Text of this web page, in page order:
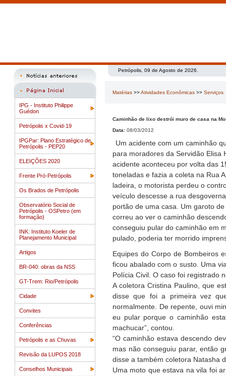
IPG - Instituto Philippe
Guédon
Petrópolis x Covid-19
IPGPar: Plano Estratégico de
Petrópolis - PEP20
ELEIÇÕES 2020
Frente Pró-Petrópolis
Os Brados de Petrópolis
Observatório Social de
Petrópolis - OSPetro (em
formação)
INK: Instituto Koeler de
Planejamento Municipal
Artigos
BR-040: obras da NSS
GT-Trem: Rio/Petrópolis
Cidade
Convites
Conferências
Petrópolis e as Chuvas
Revisão da LUPOS 2018
Conselhos Municipais
Petrópolis, 09 de Agosto de 2026.
Matérias >>Atividades Econômicas >> Serviços
Caminhão de lixo destrói muro de casa na
Data: 08/03/2012
Um acidente com um caminhão
para moradores da Servidão
acidente aconteceu por volta das
toneladas e fazia a coleta na Rua
ladeira, o motorista perdeu o
veículo descesse a rua
portão de uma casa. Um garoto
correu ao ver o caminhão
conseguiu pular do caminhão em
pulado, poderia ter morrido
Equipes do Corpo de Bombeiros
ficou abalado com o susto. Uma
Polícia Civil. O caso foi registrado
A coletora Cristina Paulino, que
disse que foi a primeira vez
normalmente. De repente, ouvi
eu pular porque o caminhão
machucar”, contou.
“O caminhão estava descendo
mas não conseguiu parar, então
disse a também coletora Natasha
Uma moto que estava na vila foi